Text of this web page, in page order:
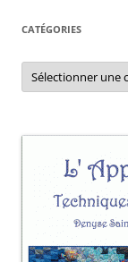
CATÉGORIES
Catégories